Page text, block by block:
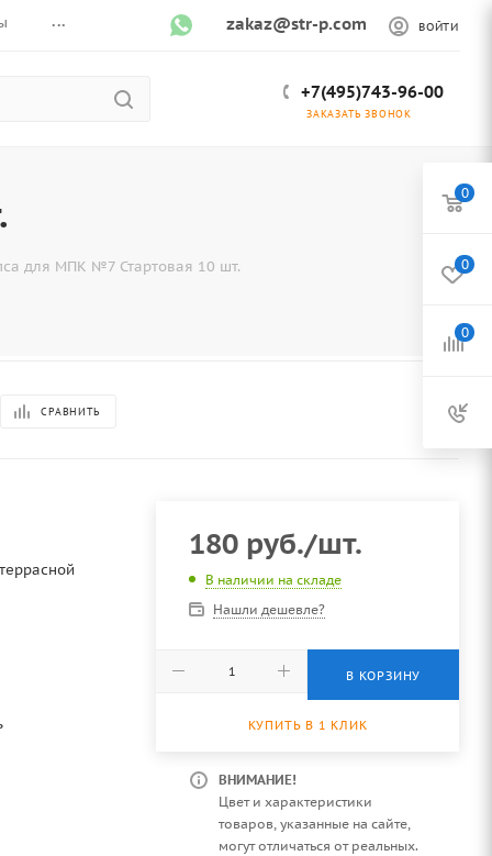
... zakaz@str-p.com ВОЙТИ
+7(495)743-96-00
ЗАКАЗАТЬ ЗВОНОК
для МПК №7 Стартовая 10 шт.
СРАВНИТЬ
180 руб./шт.
В наличии на складе
Нашли дешевле?
В КОРЗИНУ
КУПИТЬ В 1 КЛИК
ВНИМАНИЕ!
Цвет и характеристики
товаров, указанные на сайте,
могут отличаться от реальных.
0
0
0